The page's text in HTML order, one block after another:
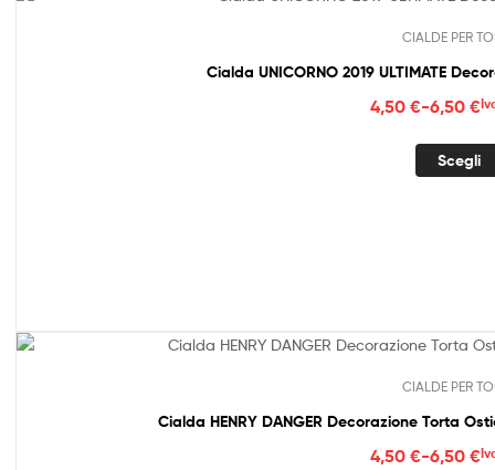
CIALDE PER
Cialda UNICORNO 2019 ULTIMATE
4,50 €-6,50 €
Scegli
CIALDE PER
Cialda HENRY DANGER Decorazione Torta
4,50 €-6,50 €